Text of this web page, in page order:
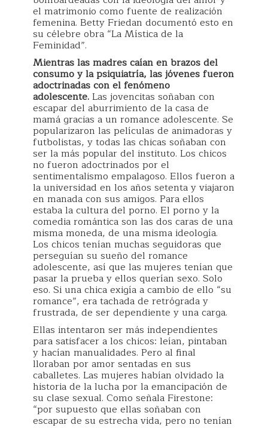
el matrimonio como fuente de realización
femenina. Betty Friedan documentó esto en
su célebre obra “La Mística de la
Feminidad”.
Mientras las madres caían en brazos del
consumo y la psiquiatría, las jóvenes fueron
adoctrinadas con el fenómeno
adolescente.Las jovencitas soñaban con
escapar del aburrimiento de la casa de
mamá gracias a un romance adolescente. Se
popularizaron las películas de animadoras y
futbolistas, y todas las chicas soñaban con
ser la más popular del instituto. Los chicos
no fueron adoctrinados por el
sentimentalismo empalagoso. Ellos fueron a
la universidad en los años setenta y viajaron
en manada con sus amigos. Para ellos
estaba la cultura del porno. El porno y la
comedia romántica son las dos caras de una
misma moneda, de una misma ideología.
Los chicos tenían muchas seguidoras que
perseguían su sueño del romance
adolescente, así que las mujeres tenían que
pasar la prueba y ellos querían sexo. Solo
eso. Si una chica exigía a cambio de ello “su
romance”, era tachada de retrógrada y
frustrada, de ser dependiente y una carga.
Ellas intentaron ser más independientes
para satisfacer a los chicos: leían, pintaban
y hacían manualidades. Pero al final
lloraban por amor sentadas en sus
caballetes. Las mujeres habían olvidado la
historia de la lucha por la emancipación de
su clase sexual. Como señala Firestone:
“por supuesto que ellas soñaban con
escapar de su estrecha vida, pero no tenían